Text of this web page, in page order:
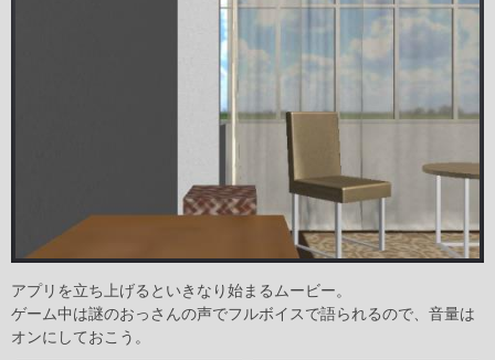
アプリを立ち上げるといきなり始まるムービー。
ゲーム中は謎のおっさんの声でフルボイスで語られるので、音量は
オンにしておこう。